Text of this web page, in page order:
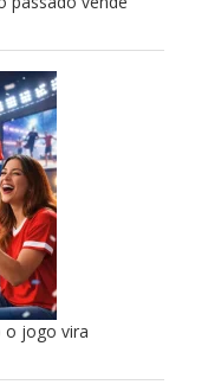
o jogo vira